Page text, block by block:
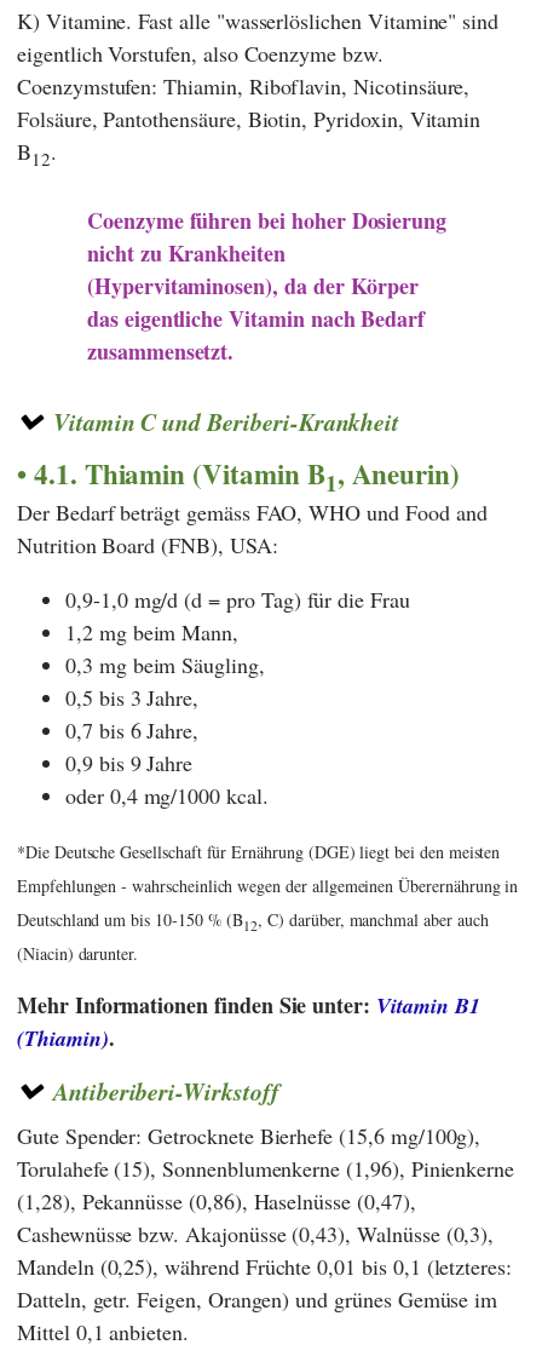
K) Vitamine. Fast alle "wasserlöslichen Vitamine" sind
eigentlich Vorstufen, also Coenzyme bzw.
Coenzymstufen: Thiamin, Riboflavin, Nicotinsäure,
Folsäure, Pantothensäure, Biotin, Pyridoxin, Vitamin
B12.
Coenzyme führen bei hoher Dosierung
nicht zu Krankheiten
(Hypervitaminosen), da der Körper
das eigentliche Vitamin nach Bedarf
zusammensetzt.
Vitamin C und Beriberi-Krankheit
4.1. Thiamin (Vitamin B1, Aneurin)
Der Bedarf beträgt gemäss FAO, WHO und Food and
Nutrition Board (FNB), USA:
0,9-1,0 mg/d (d = pro Tag) für die Frau
1,2 mg beim Mann,
0,3 mg beim Säugling,
0,5 bis 3 Jahre,
0,7 bis 6 Jahre,
0,9 bis 9 Jahre
oder 0,4 mg/1000 kcal.
*Die Deutsche Gesellschaft für Ernährung (DGE) liegt bei den meisten
Empfehlungen - wahrscheinlich wegen der allgemeinen Überernährung in
Deutschland um bis 10-150 % (B12, C) darüber, manchmal aber auch
(Niacin) darunter.
Mehr Informationen finden Sie unter: Vitamin B1
(Thiamin).
Antiberiberi-Wirkstoff
Gute Spender: Getrocknete Bierhefe (15,6 mg/100g),
Torulahefe (15), Sonnenblumenkerne (1,96), Pinienkerne
(1,28), Pekannüsse (0,86), Haselnüsse (0,47),
Cashewnüsse bzw. Akajonüsse (0,43), Walnüsse (0,3),
Mandeln (0,25), während Früchte 0,01 bis 0,1 (letzteres:
Datteln, getr. Feigen, Orangen) und grünes Gemüse im
Mittel 0,1 anbieten.